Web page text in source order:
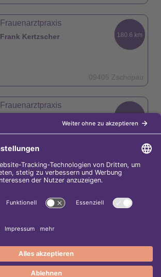
Frauenarztpraxis
Frank Kertzscher 180.6 km
09405 Zschopau
Frauenarztpraxis
Dr. Heidrun Bräunig
Dr. Adriana Drahokoupilova 181.5 km
Frauenarztpraxis